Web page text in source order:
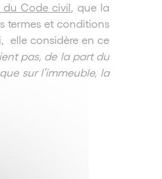
du Code civil , que la
termes et conditions
elle considère en ce
pas, de la part du
sur l’immeuble, la